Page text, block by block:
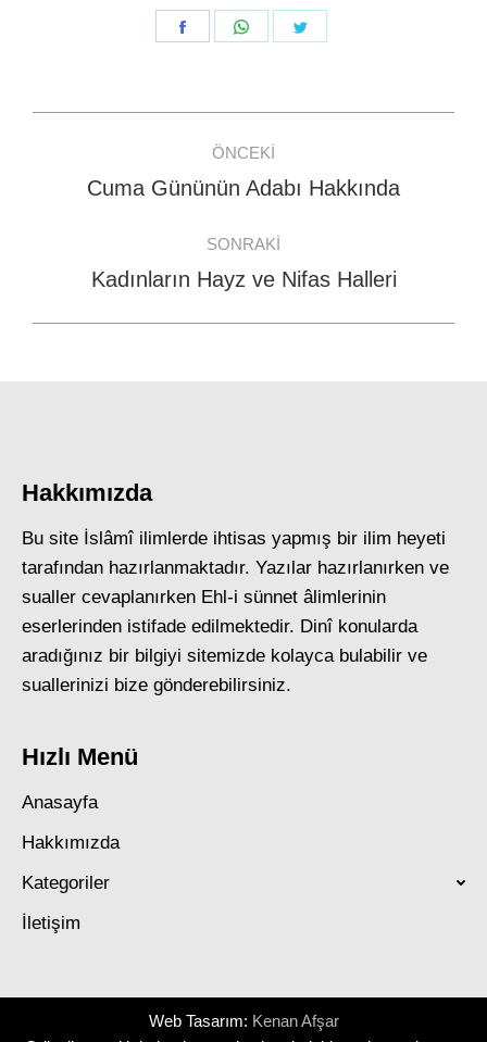
Share
Share
navigation
ÖNCEKI
Previous
Cuma Gününün Adabı Hakkında
SONRAKI
Next
Kadınların Hayz ve Nifas Halleri
Hakkımızda
Bu site İslâmî ilimlerde ihtisas yapmış bir ilim heyeti
tarafından hazırlanmaktadır. Yazılar hazırlanırken ve
sualler cevaplanırken Ehl-i sünnet âlimlerinin
eserlerinden istifade edilmektedir. Dinî konularda
aradığınız bir bilgiyi sitemizde kolayca bulabilir ve
suallerinizi bize gönderebilirsiniz.
Hızlı Menü
Anasayfa
Hakkımızda
Kategoriler
İletişim
Web Tasarım: Kenan Afşar